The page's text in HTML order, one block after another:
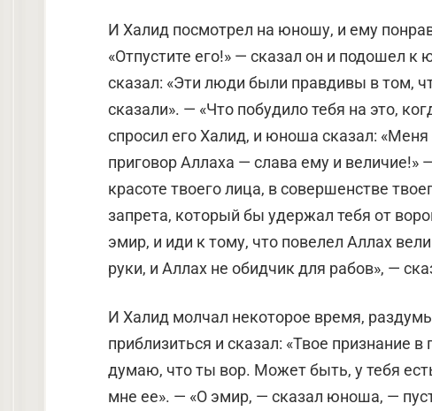
И Халид посмотрел на юношу, и ему
«Отпустите его!» — сказал он и подошел
сказал: «Эти люди были правдивы в том,
сказали». — «Что побудило тебя на это,
спросил его Халид, и юноша сказал:
приговор Аллаха — слава ему и величие!»
красоте твоего лица, в совершенстве
запрета, который бы удержал тебя от
эмир, и иди к тому, что повелел Аллах
руки, и Аллах не обидчик для рабов», —
И Халид молчал некоторое время,
приблизиться и сказал: «Твое признание
думаю, что ты вор. Может быть, у тебя
мне ее». — «О эмир, — сказал юноша, —